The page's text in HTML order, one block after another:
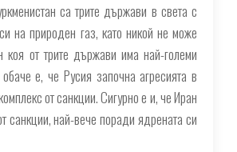
са трите държави в света с
на природен газ, като никой не може
коя от трите държави има най-големи
е, че Русия започна агресията в
от санкции. Сигурно е и, че Иран
санкции, най-вече поради ядрената си